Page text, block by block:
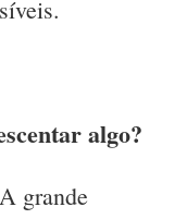
algo?
A grande